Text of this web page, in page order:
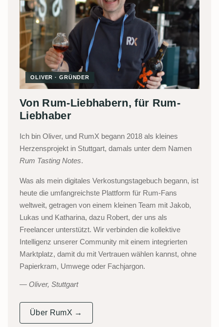
OLIVER · GRÜNDER
Von Rum-Liebhabern, für Rum-
Liebhaber
Ich bin Oliver, und RumX begann 2018 als kleines
Herzensprojekt in Stuttgart, damals unter dem Namen
Rum Tasting Notes.
Was als mein digitales Verkostungstagebuch begann, ist
heute die umfangreichste Plattform für Rum-Fans
weltweit, getragen von einem kleinen Team mit Jakob,
Lukas und Katharina, dazu Robert, der uns als
Freelancer unterstützt. Wir verbinden die kollektive
Intelligenz unserer Community mit einem integrierten
Marktplatz, damit du mit Vertrauen wählen kannst, ohne
Papierkram, Umwege oder Fachjargon.
Oliver, Stuttgart
Über RumX →